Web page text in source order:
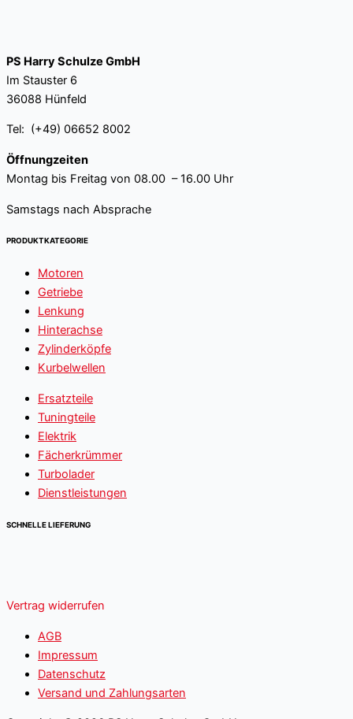
PS Harry Schulze GmbH
Im Stauster 6
36088 Hünfeld
Tel: (+49) 06652 8002
Öffnungzeiten
Montag bis Freitag von 08.00 – 16.00 Uhr
Samstags nach Absprache
PRODUKTKATEGORIE
Motoren
Getriebe
Lenkung
Hinterachse
Zylinderköpfe
Kurbelwellen
Ersatzteile
Tuningteile
Elektrik
Fächerkrümmer
Turbolader
Dienstleistungen
SCHNELLE LIEFERUNG
Vertrag widerrufen
AGB
Impressum
Datenschutz
Versand und Zahlungsarten